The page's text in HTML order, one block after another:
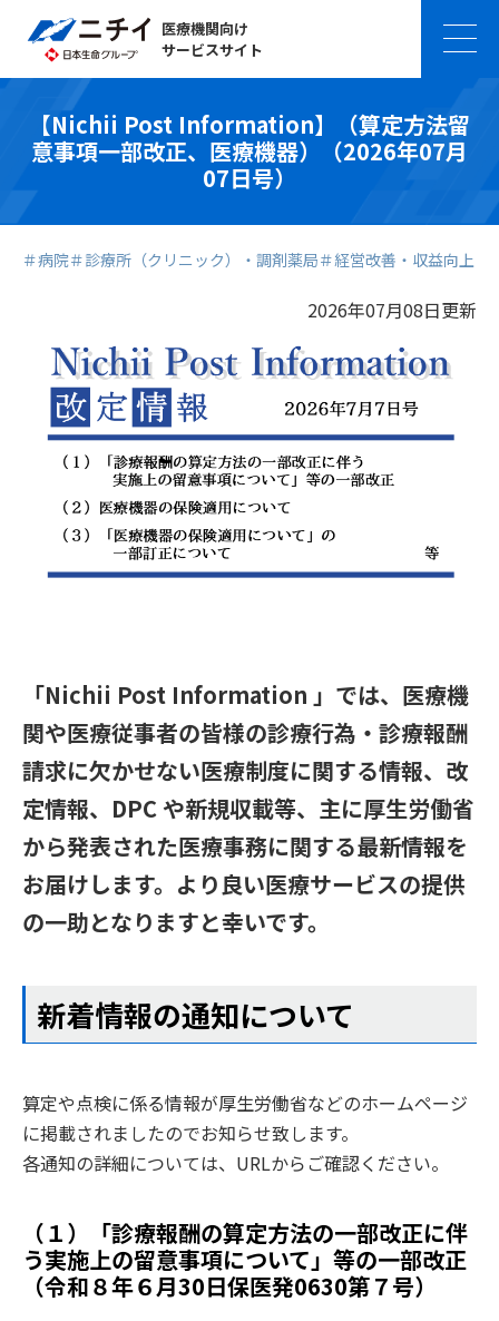
医療機関向け
サービスサイト
【Nichii Post Information】（算定方法留
意事項一部改正、医療機器）（2026年07月
07日号）
＃病院＃診療所（クリニック）・調剤薬局＃経営改善・収益向上
2026年07月08日更新
「Nichii Post Information 」では、医療機
関や医療従事者の皆様の診療行為・診療報酬
請求に欠かせない医療制度に関する情報、改
定情報、DPC や新規収載等、主に厚生労働省
から発表された医療事務に関する最新情報を
お届けします。より良い医療サービスの提供
の一助となりますと幸いです。
新着情報の通知について
算定や点検に係る情報が厚生労働省などのホームページ
に掲載されましたのでお知らせ致します。
各通知の詳細については、URLからご確認ください。
（１）「診療報酬の算定方法の一部改正に伴
う実施上の留意事項について」等の一部改正
（令和８年６月30日保医発0630第７号）